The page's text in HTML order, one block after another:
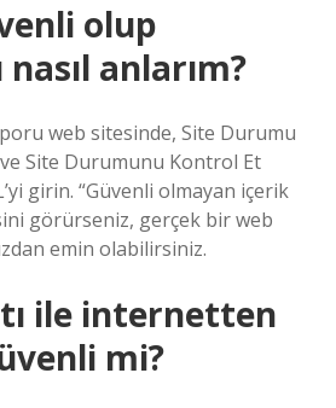
olup
nasıl anlarım?
web sitesinde, Site Durumu
ve Site Durumunu Kontrol Et
girin. “Güvenli olmayan içerik
görürseniz, gerçek bir web
emin olabilirsiniz.
ile internetten
mi?